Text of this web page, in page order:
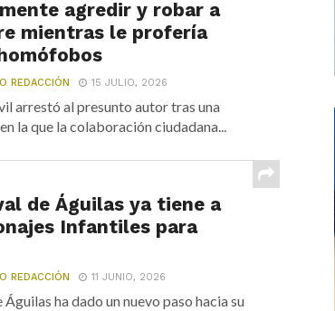
agredir y robar a
mientras le profería
REDACCIÓN 15 JULIO, 2026
arrestó al presunto autor tras una
la que la colaboración ciudadana...
de Águilas ya tiene a
Infantiles para
REDACCIÓN 11 JUNIO, 2026
Águilas ha dado un nuevo paso hacia su